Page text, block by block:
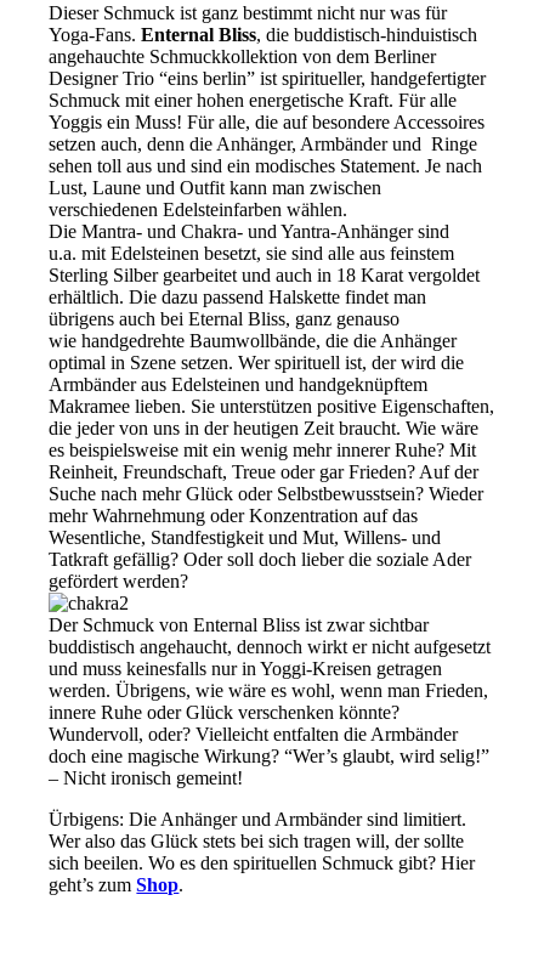
Dieser Schmuck ist ganz bestimmt nicht nur was für
Yoga-Fans.Enternal Bliss, die buddistisch-hinduistisch
angehauchte Schmuckkollektion von dem Berliner
Designer Trio “eins berlin” ist spiritueller, handgefertigter
Schmuck mit einer hohen energetische Kraft. Für alle
Yoggis ein Muss! Für alle, die auf besondere Accessoires
setzen auch, denn die Anhänger, Armbänder und Ringe
sehen toll aus und sind ein modisches Statement. Je nach
Lust, Laune und Outfit kann man zwischen
verschiedenen Edelsteinfarben wählen.
Die Mantra- und Chakra- und Yantra-Anhänger sind
u.a. mit Edelsteinen besetzt, sie sind alle aus feinstem
Sterling Silber gearbeitet und auch in 18 Karat vergoldet
erhältlich. Die dazu passend Halskette findet man
übrigens auch bei Eternal Bliss, ganz genauso
wie handgedrehte Baumwollbände, die die Anhänger
optimal in Szene setzen. Wer spirituell ist, der wird die
Armbänder aus Edelsteinen und handgeknüpftem
Makramee lieben. Sie unterstützen positive Eigenschaften,
die jeder von uns in der heutigen Zeit braucht. Wie wäre
es beispielsweise mit ein wenig mehr innerer Ruhe? Mit
Reinheit, Freundschaft, Treue oder gar Frieden? Auf der
Suche nach mehr Glück oder Selbstbewusstsein? Wieder
mehr Wahrnehmung oder Konzentration auf das
Wesentliche, Standfestigkeit und Mut, Willens- und
Tatkraft gefällig? Oder soll doch lieber die soziale Ader
gefördert werden?
Der Schmuck von Enternal Bliss ist zwar sichtbar
buddistisch angehaucht, dennoch wirkt er nicht aufgesetzt
und muss keinesfalls nur in Yoggi-Kreisen getragen
werden. Übrigens, wie wäre es wohl, wenn man Frieden,
innere Ruhe oder Glück verschenken könnte?
Wundervoll, oder? Vielleicht entfalten die Armbänder
doch eine magische Wirkung? “Wer’s glaubt, wird selig!”
– Nicht ironisch gemeint!
Ürbigens: Die Anhänger und Armbänder sind limitiert.
Wer also das Glück stets bei sich tragen will, der sollte
sich beeilen. Wo es den spirituellen Schmuck gibt? Hier
geht’s zumShop.